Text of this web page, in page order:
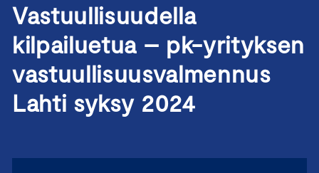
Vastuullisuudella
kilpailuetua – pk-yrityksen
vastuullisuusvalmennus
Lahti syksy 2024